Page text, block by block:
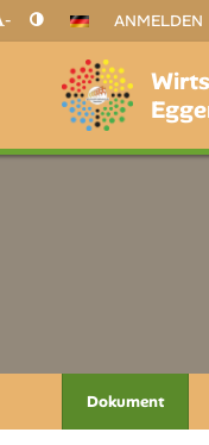
- ANMELDEN
Dokument